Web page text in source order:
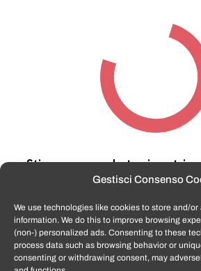
Gestisci Consenso
We use technologies like cookies to store and/or
information. We do this to improve browsing
(non-) personalized ads. Consenting to these
process data such as browsing behavior or
consenting or withdrawing consent, may
Stiamo cercando tra i nostri
qualche
TomatoSmartphone.itè lo
smartphone ricondizionati
di tutte le marche,APPLE,
ONEPLUS, XIAOMI e